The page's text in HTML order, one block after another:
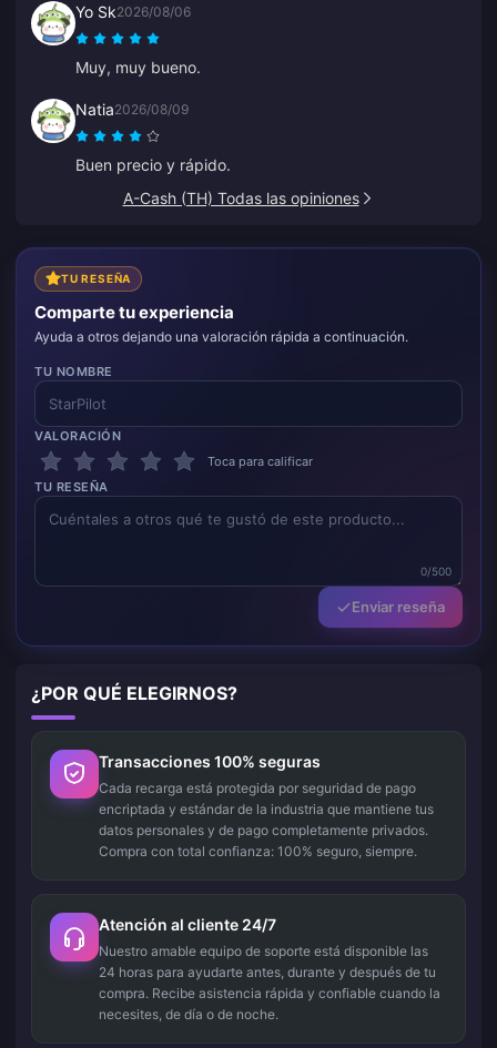
Yo Sk2026/08/06
Muy, muy bueno.
Natia2026/08/09
Buen precio y rápido.
A-Cash (TH) Todas las opiniones
TU RESEÑA
Comparte tu experiencia
Ayuda a otros dejando una valoración rápida a continuación.
TU NOMBRE
VALORACIÓN
Toca para calificar
TU RESEÑA
0/500
Enviar reseña
¿POR QUÉ ELEGIRNOS?
Transacciones 100% seguras
Cada recarga está protegida por seguridad de pago
encriptada y estándar de la industria que mantiene tus
datos personales y de pago completamente privados.
Compra con total confianza: 100% seguro, siempre.
Atención al cliente 24/7
Nuestro amable equipo de soporte está disponible las
24 horas para ayudarte antes, durante y después de tu
compra. Recibe asistencia rápida y confiable cuando la
necesites, de día o de noche.